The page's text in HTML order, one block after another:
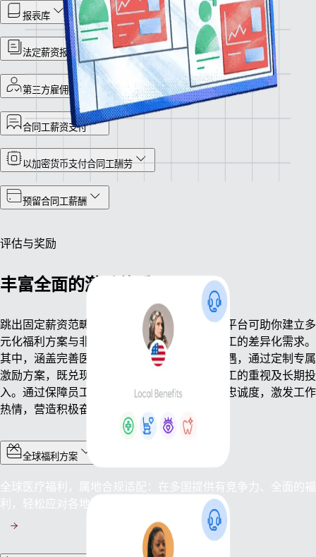
报表库
法定薪资报告
第三方雇佣托管服务
合同工薪资支付
以加密货币支付合同工酬劳
预留合同工薪酬
评估与奖励
丰富全面的激励体系
跳出固定薪资范畴，重塑薪酬激励策略。我们平台可助你建立多
元化福利方案与非物质奖励机制，满足企业员工的差异化需求。
其中，涵盖完善医疗保障、优质股权权益等待遇，通过定制专属
激励方案，既兑现劳动报酬，也体现企业对员工的重视及长期投
入。通过保障员工权益与未来发展，凝聚团队忠诚度，激发工作
热情，营造积极奋进的工作氛围。
全球福利方案
全球医疗福利，属地合规适配：在多国提供有竞争力、全面的福
利，轻松应对各地繁杂的法规要求。